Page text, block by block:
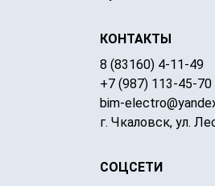
КОНТАКТЫ
8 (83160) 4-11-49
+7 (987) 113-45-70
bim-
г. Чкаловск, ул.
СОЦСЕТИ